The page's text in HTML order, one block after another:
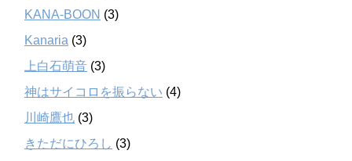
KANA-BOON (3)
Kanaria (3)
上白石萌音 (3)
神はサイコロを振らない (4)
川崎鷹也 (3)
きただにひろし (3)